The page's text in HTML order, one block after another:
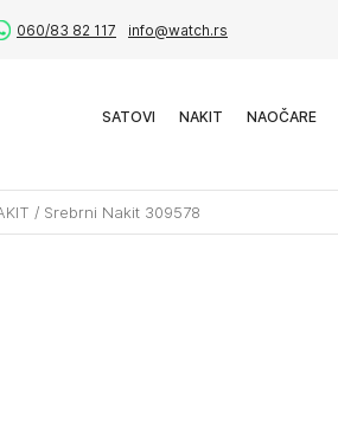
060/83 82 117 info@watch.rs
SATOVI NAKIT NAOČARE
/ Srebrni Nakit 309578